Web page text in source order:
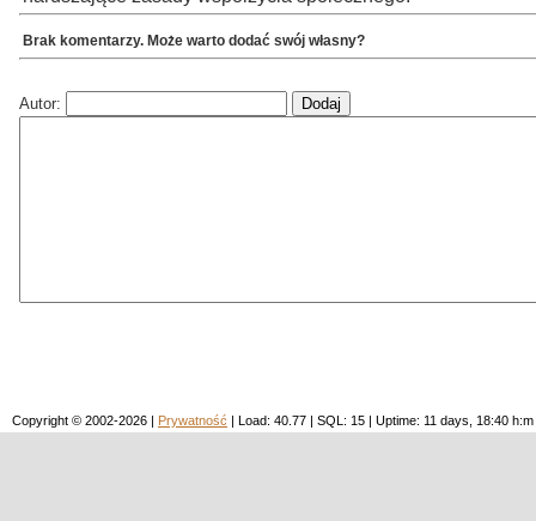
Brak komentarzy. Może warto dodać swój własny?
Autor:
Copyright © 2002-2026 | Prywatność | Load: 40.77 | SQL: 15 | Uptime: 11 days, 18:40